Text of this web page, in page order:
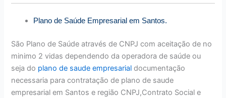
Plano de Saúde Empresarial em Santos.
São Plano de Saúde através de CNPJ com aceitação de no
minimo 2 vidas dependendo da operadora de saúde ou
seja do plano de saude empresarial documentação
necessaria para contratação de plano de saude
empresarial em Santos e região CNPJ,Contrato Social e